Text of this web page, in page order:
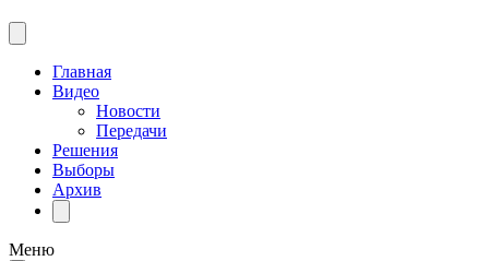
Главная
Видео
Новости
Передачи
Решения
Выборы
Архив
Меню